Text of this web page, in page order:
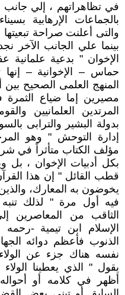
في تظاهراتهم ، إلي جانب
بالجماعات الإرهابية
والتى أعلنت صراحة
بينما علي الجانب الآخر
الإخوان " بدعية
حماس – الإخوانية –
المنهج العلمى الصحيح بين
مصيرين إما ضياع
المرتدين العلمانيين
بدولة البشير والترابى
إدارة التوحش " وهو
مؤلف الكتاب متأثراً في
بكل أدبيات الإخوان ، بل
قطب القائل " إن هذا
يخوضون به المعارك،
فيه أول مرة " لذلك
الثاقب من المعاصرين
الإسلام ابن تيمية -
الذنوب فأعظم دوائه
نفسه هناك جزء عن
يقول " الذي يعطينا الولاء
أظهر في كلامه أو